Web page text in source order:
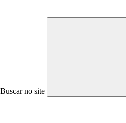
Buscar no site